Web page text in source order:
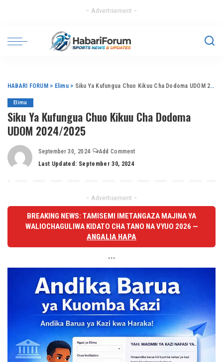
– Advertisement –
HABARI FORUM > Elimu> Siku Ya Kufungua Chuo Kikuu Cha Dodoma UDOM 2024/2025
Elimu
Siku Ya Kufungua Chuo Kikuu Cha Dodoma
UDOM 2024/2025
September 30, 2024
Add Comment
Last Updated: September 30, 2024
– Advertisement –
BREAKING NEWS: TAMISEMI IMETANGAZA MAJINA YA
WALIOCHAGULIWA KIDATO CHA TANO NA VYUO 2026 —
ANGALIA HAPA
```